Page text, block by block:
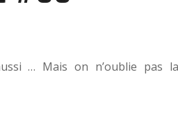
… Mais on n’oublie pas la